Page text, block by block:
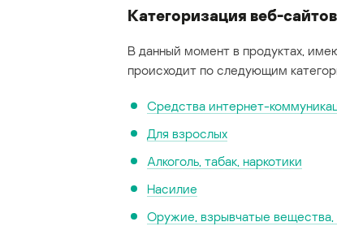
Категоризация веб-сайтов
В данный момент в продуктах,
происходит по следующим
Средства интернет-
Для взрослых
Алкоголь, табак, наркотики
Насилие
Оружие, взрывчатые вещества,